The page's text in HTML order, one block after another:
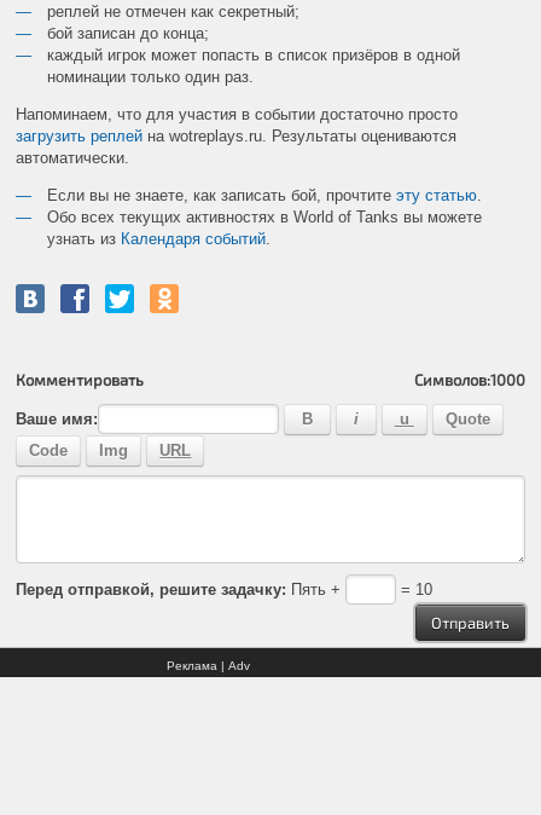
реплей не отмечен как секретный;
бой записан до конца;
каждый игрок может попасть в список призёров в одной
номинации только один раз.
Напоминаем, что для участия в событии достаточно просто
загрузить реплей на wotreplays.ru. Результаты оцениваются
автоматически.
Если вы не знаете, как записать бой, прочтитеэту статью
Обо всех текущих активностях в World of Tanks вы можете
узнать из Календаря событий
Комментировать Символов:1000
Ваше имя:
Перед отправкой, решите задачку: Пять + = 10
Реклама | Adv